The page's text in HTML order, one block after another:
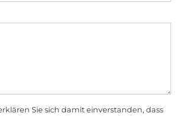
Sie sich damit einverstanden, dass